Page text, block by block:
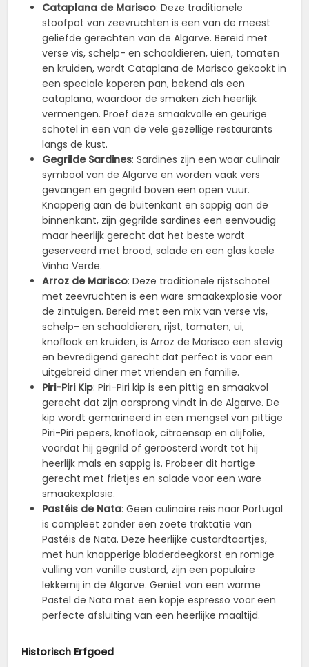
Cataplana de Marisco: Deze traditionele
stoofpot van zeevruchten is een van de meest
geliefde gerechten van de Algarve. Bereid met
verse vis, schelp- en schaaldieren, uien, tomaten
en kruiden, wordt Cataplana de Marisco gekookt in
een speciale koperen pan, bekend als een
cataplana, waardoor de smaken zich heerlijk
vermengen. Proef deze smaakvolle en geurige
schotel in een van de vele gezellige restaurants
langs de kust.
Gegrilde Sardines: Sardines zijn een waar culinair
symbool van de Algarve en worden vaak vers
gevangen en gegrild boven een open vuur.
Knapperig aan de buitenkant en sappig aan de
binnenkant, zijn gegrilde sardines een eenvoudig
maar heerlijk gerecht dat het beste wordt
geserveerd met brood, salade en een glas koele
Vinho Verde.
Arroz de Marisco: Deze traditionele rijstschotel
met zeevruchten is een ware smaakexplosie voor
de zintuigen. Bereid met een mix van verse vis,
schelp- en schaaldieren, rijst, tomaten, ui,
knoflook en kruiden, is Arroz de Marisco een stevig
en bevredigend gerecht dat perfect is voor een
uitgebreid diner met vrienden en familie.
Piri-Piri Kip: Piri-Piri kip is een pittig en smaakvol
gerecht dat zijn oorsprong vindt in de Algarve. De
kip wordt gemarineerd in een mengsel van pittige
Piri-Piri pepers, knoflook, citroensap en olijfolie,
voordat hij gegrild of geroosterd wordt tot hij
heerlijk mals en sappig is. Probeer dit hartige
gerecht met frietjes en salade voor een ware
smaakexplosie.
Pastéis de Nata: Geen culinaire reis naar Portugal
is compleet zonder een zoete traktatie van
Pastéis de Nata. Deze heerlijke custardtaartjes,
met hun knapperige bladerdeegkorst en romige
vulling van vanille custard, zijn een populaire
lekkernij in de Algarve. Geniet van een warme
Pastel de Nata met een kopje espresso voor een
perfecte afsluiting van een heerlijke maaltijd.
Historisch Erfgoed